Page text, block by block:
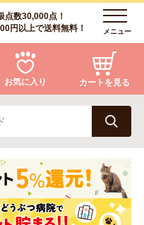
点数30,000点！
円以上で送料無料！
メニュー
猫
アクア・爬虫類・昆虫
お気に入り カートを見る